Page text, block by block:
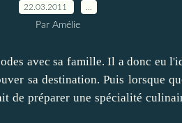
22.03.2011
Par Amélie
avec sa famille. Il a donc eu
sa destination. Puis lorsque
de préparer une spécialité